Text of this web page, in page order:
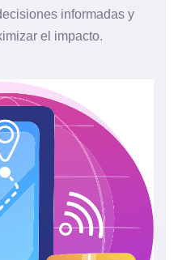
informadas y
el impacto.